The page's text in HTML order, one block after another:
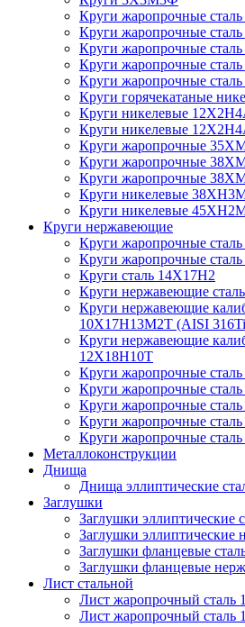
Круги жаропрочные
Круги жаропрочные
Круги жаропрочные
Круги жаропрочные
Круги жаропрочные
Круги горячекатаные
Круги никелевые
Круги никелевые
Круги жаропрочные
Круги жаропрочные
Круги жаропрочные
Круги никелевые
Круги никелевые
Круги нержавеющие
Круги жаропрочные
Круги жаропрочные
Круги сталь 14Х17Н2
Круги нержавеющие
Круги нержавеющие
10Х17Н13М2Т (AISI
Круги нержавеющие
12Х18Н10Т
Круги жаропрочные
Круги жаропрочные
Круги жаропрочные
Круги жаропрочные
Круги жаропрочные
Металлоконструкции
Днища
Днища эллиптические
Заглушки
Заглушки эллиптические
Заглушки эллиптические
Заглушки фланцевые
Заглушки фланцевые
Лист стальной
Лист жаропрочный
Лист жаропрочный